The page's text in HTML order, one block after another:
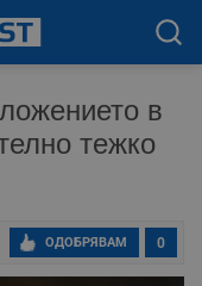
в
тежко
0
ОДОБРЯВАМ